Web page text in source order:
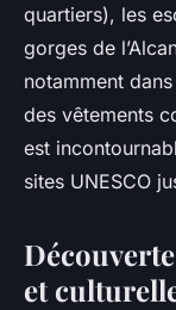
quartiers), les
gorges de
notamment
des vêtements
est
sites UNESCO
et